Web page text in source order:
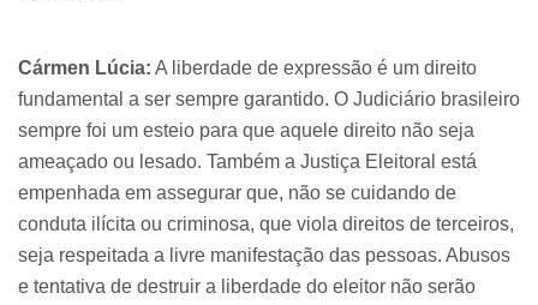
Cármen Lúcia: A liberdade de expressão é um direito
fundamental a ser sempre garantido. O Judiciário brasileiro
sempre foi um esteio para que aquele direito não seja
ameaçado ou lesado. Também a Justiça Eleitoral está
empenhada em assegurar que, não se cuidando de
conduta ilícita ou criminosa, que viola direitos de terceiros,
seja respeitada a livre manifestação das pessoas. Abusos
e tentativa de destruir a liberdade do eleitor não serão